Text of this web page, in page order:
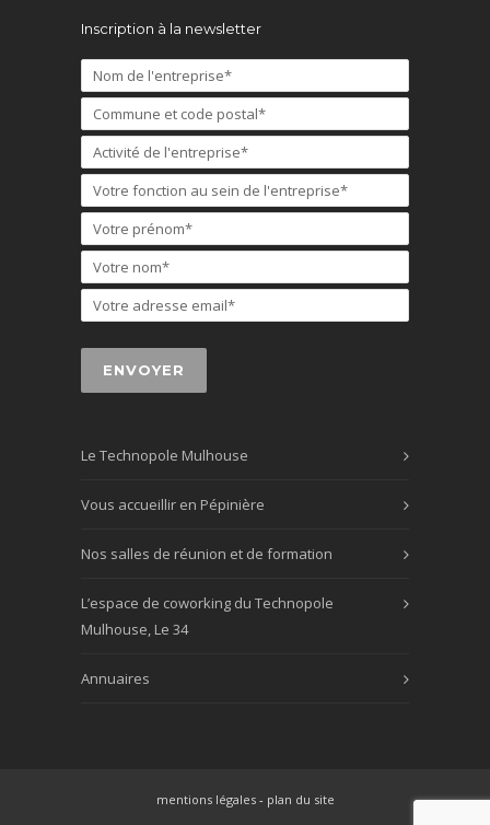
Inscription à la newsletter
Le Technopole Mulhouse
Vous accueillir en Pépinière
Nos salles de réunion et de formation
L’espace de coworking du Technopole
Mulhouse, Le 34
Annuaires
mentions légales- plan du site